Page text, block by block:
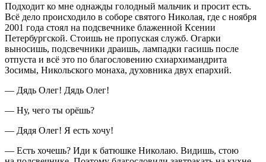
Подходит ко мне однажды голодный мальчик и просит есть.
Всё дело происходило в соборе святого Николая, где с ноября
2001 года стоял на подсвечнике блаженной Ксении
Петербургской. Стоишь не пропуская служб. Огарки
выносишь, подсвечники драишь, лампадки гасишь после
отпуста и всё это по благословению схиархимандрита
Зосимы, Никольского монаха, духовника двух епархий.
— Дядь Олег! Дядь Олег!
— Ну, чего ты орёшь?
— Дядя Олег! Я есть хочу!
— Есть хочешь? Иди к батюшке Николаю. Видишь, стою